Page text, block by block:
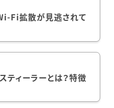
Fi拡散が見逃されて
ティーラーとは？特徴